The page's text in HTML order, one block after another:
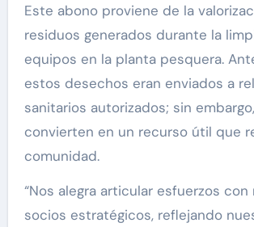
Este abono proviene de la
residuos generados durante la
equipos en la planta pesquera.
estos desechos eran enviados a
sanitarios autorizados; sin
convierten en un recurso útil que
comunidad.
“Nos alegra articular esfuerzos
socios estratégicos, reflejando